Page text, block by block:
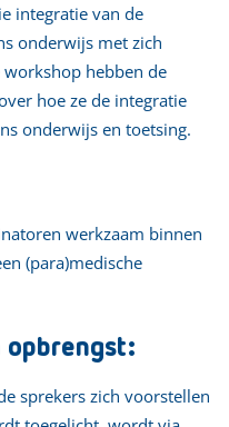
integratie van de
onderwijs met zich
workshop hebben de
hoe ze de integratie
onderwijs en toetsing.
werkzaam binnen
(para)medische
opbrengst:
sprekers zich voorstellen